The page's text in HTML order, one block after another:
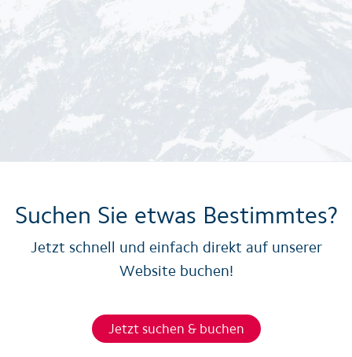
Suchen Sie etwas Bestimmtes?
Jetzt schnell und einfach direkt auf unserer
Website buchen!
Jetzt suchen & buchen